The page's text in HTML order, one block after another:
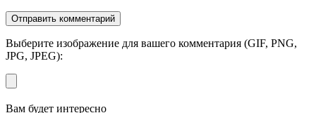
Выберите изображение для вашего комментария (GIF, PNG,
JPG, JPEG):
Вам будет интересно